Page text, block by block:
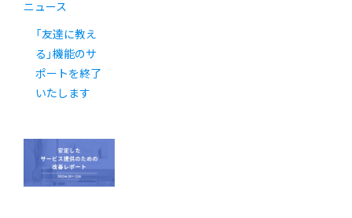
ニュース
「友達に教え
る」機能のサ
ポートを終了
いたします